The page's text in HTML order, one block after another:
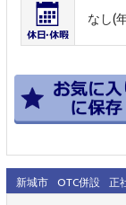
なし(
新城市 OTC併設 正